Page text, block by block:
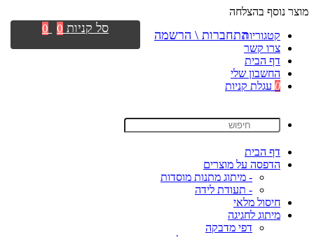
מוצר נוסף בהצלחה
קטגוריות
צרו קשר
דף הבית
החשבון שלי
0 עגלת קניות
דף הבית
הדפסה על מוצרים
- מיתוג מתנות מוסדות
- תעודת לידה
חיסול מלאי
מיתוג לחגיגה
דפי מדבקה
התחברות \ הרשמה סל קניות 0
0